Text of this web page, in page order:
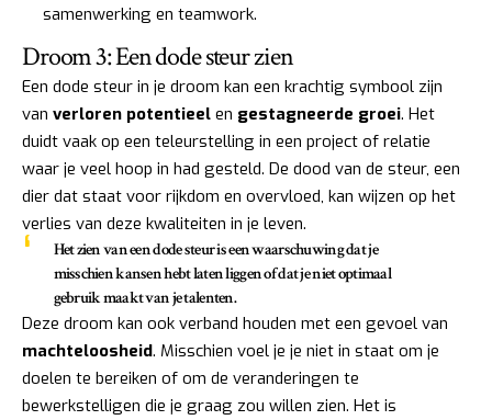
samenwerking en teamwork.
Droom 3: Een dode steur zien
Een dode steur in je droom kan een krachtig symbool zijn
van verloren potentieel en gestagneerde groei. Het
duidt vaak op een teleurstelling in een project of relatie
waar je veel hoop in had gesteld. De dood van de steur, een
dier dat staat voor rijkdom en overvloed, kan wijzen op het
verlies van deze kwaliteiten in je leven.
Het zien van een dode steur is een waarschuwing dat je
misschien kansen hebt laten liggen of dat je niet optimaal
gebruik maakt van je talenten.
Deze droom kan ook verband houden met een gevoel van
machteloosheid. Misschien voel je je niet in staat om je
doelen te bereiken of om de veranderingen te
bewerkstelligen die je graag zou willen zien. Het is